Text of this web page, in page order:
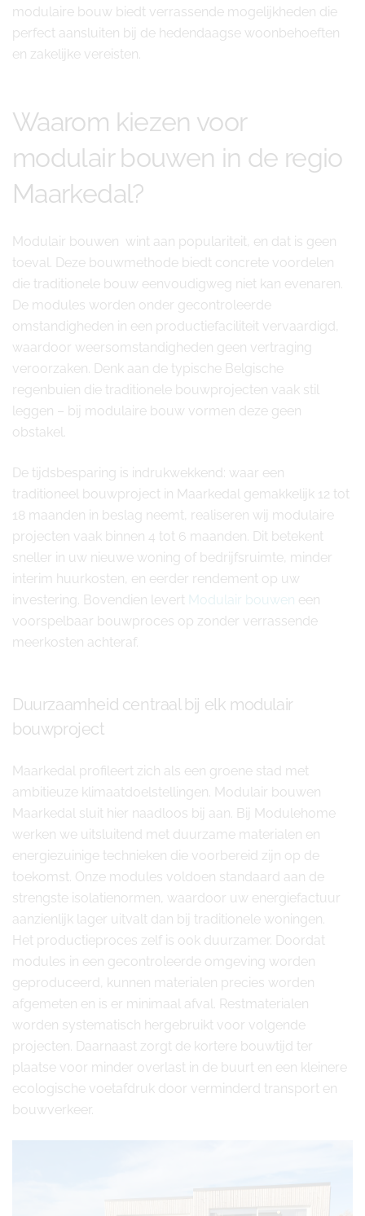
modulaire bouw biedt verrassende mogelijkheden die
perfect aansluiten bij de hedendaagse woonbehoeften
en zakelijke vereisten.
Waarom kiezen voor
modulair bouwen in de regio
Maarkedal?
Modulair bouwen wint aan populariteit, en dat is geen
toeval. Deze bouwmethode biedt concrete voordelen
die traditionele bouw eenvoudigweg niet kan evenaren.
De modules worden onder gecontroleerde
omstandigheden in een productiefaciliteit vervaardigd,
waardoor weersomstandigheden geen vertraging
veroorzaken. Denk aan de typische Belgische
regenbuien die traditionele bouwprojecten vaak stil
leggen – bij modulaire bouw vormen deze geen
obstakel.
De tijdsbesparing is indrukwekkend: waar een
traditioneel bouwproject in Maarkedal gemakkelijk 12 tot
18 maanden in beslag neemt, realiseren wij modulaire
projecten vaak binnen 4 tot 6 maanden. Dit betekent
sneller in uw nieuwe woning of bedrijfsruimte, minder
interim huurkosten, en eerder rendement op uw
investering. Bovendien levert Modulair bouwen een
voorspelbaar bouwproces op zonder verrassende
meerkosten achteraf.
Duurzaamheid centraal bij elk modulair
bouwproject
Maarkedal profileert zich als een groene stad met
ambitieuze klimaatdoelstellingen. Modulair bouwen
Maarkedal sluit hier naadloos bij aan. Bij Modulehome
werken we uitsluitend met duurzame materialen en
energiezuinige technieken die voorbereid zijn op de
toekomst. Onze modules voldoen standaard aan de
strengste isolatienormen, waardoor uw energiefactuur
aanzienlijk lager uitvalt dan bij traditionele woningen.
Het productieproces zelf is ook duurzamer. Doordat
modules in een gecontroleerde omgeving worden
geproduceerd, kunnen materialen precies worden
afgemeten en is er minimaal afval. Restmaterialen
worden systematisch hergebruikt voor volgende
projecten. Daarnaast zorgt de kortere bouwtijd ter
plaatse voor minder overlast in de buurt en een kleinere
ecologische voetafdruk door verminderd transport en
bouwverkeer.